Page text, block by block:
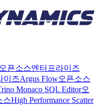
오픈소스엔터프라이즈
이즈Argus Flow오픈소스
Monaco SQL Editor오
스High Performance Scatter